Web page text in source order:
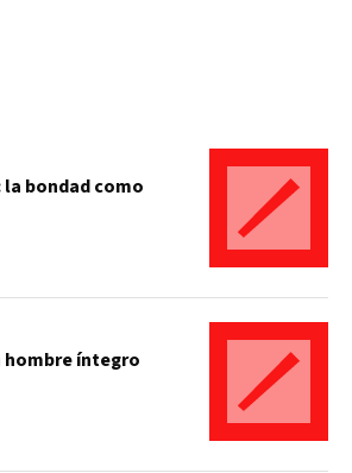
la bondad como
hombre íntegro